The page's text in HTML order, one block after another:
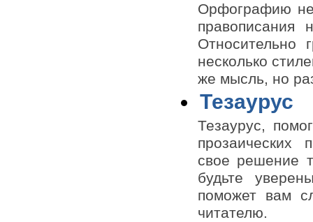
Орфографию
правописания
Относительно
несколько
же мысль, но
Тезаурус
Тезаурус,
прозаических
свое решение
будьте
поможет вам
читателю.